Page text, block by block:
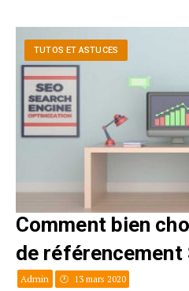
TUTOS ET ASTUCES
Comment bien
de référencement
Admin 13 mars 2020